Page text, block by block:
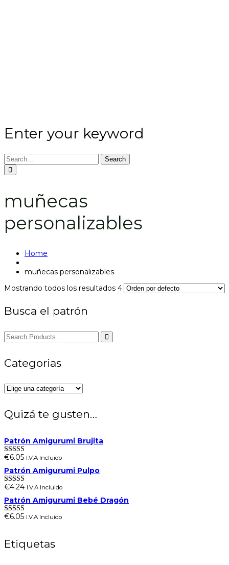
Enter your keyword
Search
muñecas
personalizables
Home
muñecas personalizables
Mostrando todos los resultados 4
Busca el patrón
Categorias
Quizá te gusten…
Patrón Amigurumi Brujita
Valorado en
5.00 de 5
€6.05 I.V.A Incluido
Patrón Amigurumi Pulpo
Valorado en
5.00 de 5
€4.24 I.V.A Incluido
Patrón Amigurumi Bebé Dragón
Valorado en
€6.05 I.V.A Incluido
Etiquetas